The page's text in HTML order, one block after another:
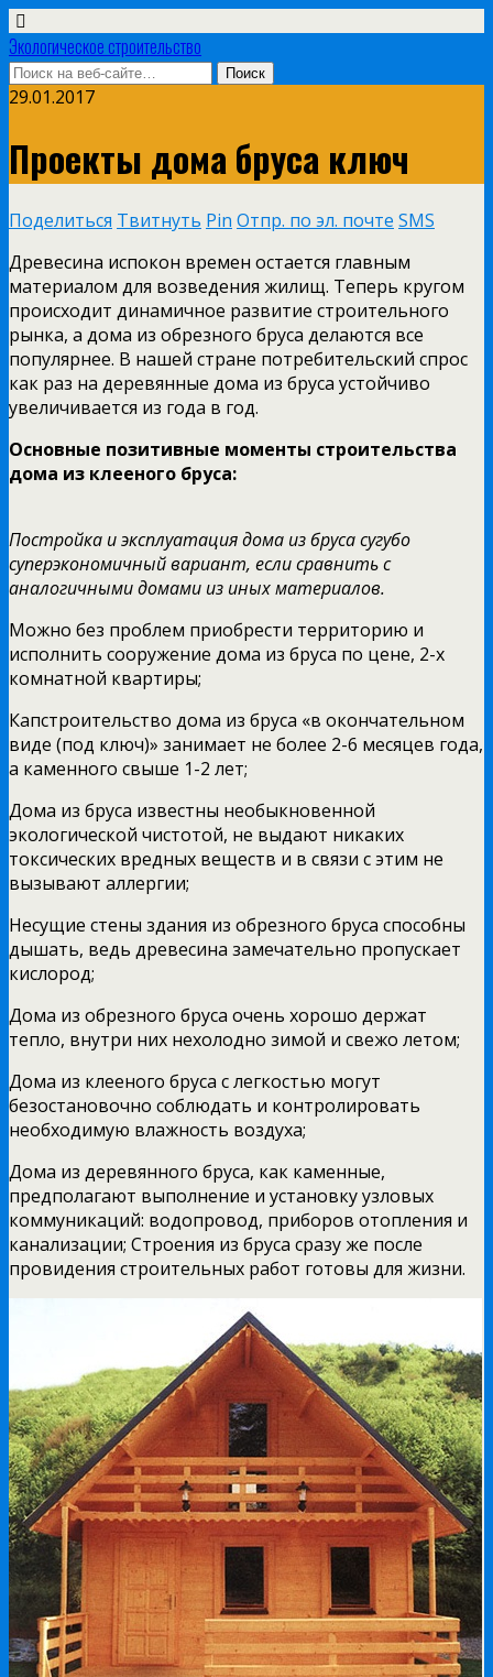
Экологическое строительство
29.01.2017
Проекты дома бруса ключ
Поделиться Твитнуть Pin Отпр. по эл. почте SMS
Древесина испокон времен остается главным
материалом для возведения жилищ. Теперь кругом
происходит динамичное развитие строительного
рынка, а дома из обрезного бруса делаются все
популярнее. В нашей стране потребительский спрос
как раз на деревянные дома из бруса устойчиво
увеличивается из года в год.
Основные позитивные моменты строительства
дома из клееного бруса:
Постройка и эксплуатация дома из бруса сугубо
суперэкономичный вариант, если сравнить с
аналогичными домами из иных материалов.
Можно без проблем приобрести территорию и
исполнить сооружение дома из бруса по цене, 2-х
комнатной квартиры;
Капстроительство дома из бруса «в окончательном
виде (под ключ)» занимает не более 2-6 месяцев года,
а каменного свыше 1-2 лет;
Дома из бруса известны необыкновенной
экологической чистотой, не выдают никаких
токсических вредных веществ и в связи с этим не
вызывают аллергии;
Несущие стены здания из обрезного бруса способны
дышать, ведь древесина замечательно пропускает
кислород;
Дома из обрезного бруса очень хорошо держат
тепло, внутри них нехолодно зимой и свежо летом;
Дома из клееного бруса с легкостью могут
безостановочно соблюдать и контролировать
необходимую влажность воздуха;
Дома из деревянного бруса, как каменные,
предполагают выполнение и установку узловых
коммуникаций: водопровод, приборов отопления и
канализации; Строения из бруса сразу же после
провидения строительных работ готовы для жизни.